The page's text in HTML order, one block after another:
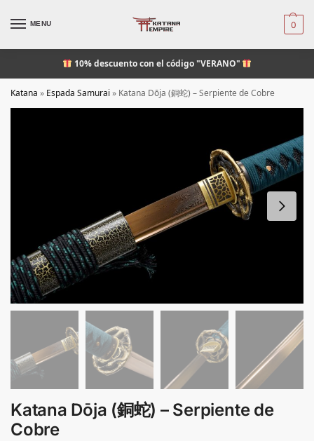
MENU 0
10% descuentocon el código "VERANO"
Katana » Espada Samurai » Katana Dōja (銅蛇) – Serpiente de Cobre
Katana Dōja (銅蛇) – Serpiente de
Cobre